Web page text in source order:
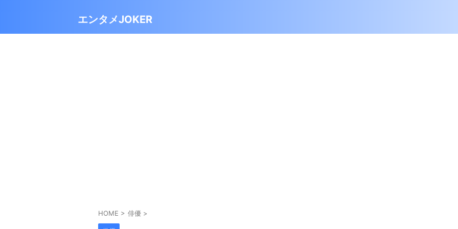
エンタメJOKER
HOME > 俳優 >